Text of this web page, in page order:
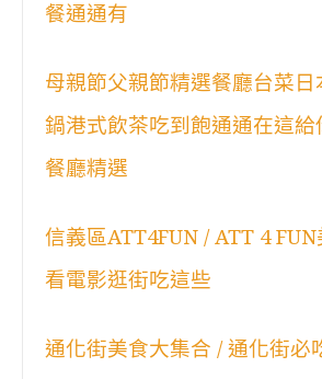
餐通通有
母親節父親節精選餐廳台菜日
鍋港式飲茶吃到飽通通在這給
餐廳精選
信義區ATT4FUN / ATT 4
看電影逛街吃這些
通化街美食大集合 / 通化街必